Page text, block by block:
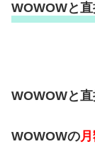
WOWOWと
WOWOWと直
WOWOWの